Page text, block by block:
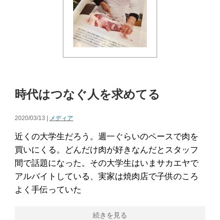
時代はつなぐ人を求めてる
2020/03/13 | メディア
近くの大学生だろう。週一ぐらいのペースで肉を
買いにくる。どんだけ肉が好きなんだとスタッフ
間で話題になった。その大学生はいまサカエヤで
アルバイトしている、実家は焼肉店で子供のころ
よく手伝っていた
続きを見る